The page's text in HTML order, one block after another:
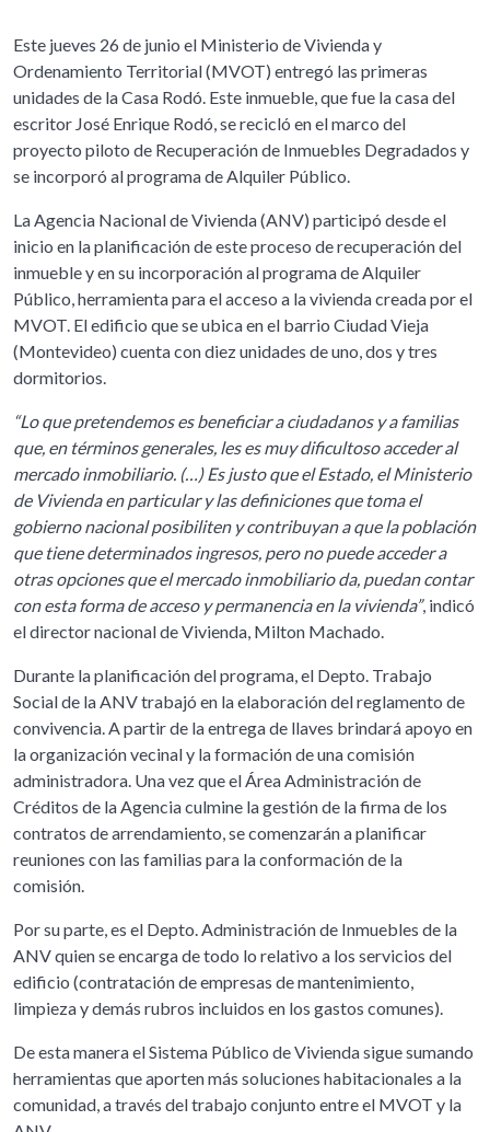
Este jueves 26 de junio el Ministerio de Vivienda y
Ordenamiento Territorial (MVOT) entregó las primeras
unidades de la Casa Rodó. Este inmueble, que fue la casa del
escritor José Enrique Rodó, se recicló en el marco del
proyecto piloto de Recuperación de Inmuebles Degradados y
se incorporó al programa de Alquiler Público.
La Agencia Nacional de Vivienda (ANV) participó desde el
inicio en la planificación de este proceso de recuperación del
inmueble y en su incorporación al programa de Alquiler
Público, herramienta para el acceso a la vivienda creada por el
MVOT. El edificio que se ubica en el barrio Ciudad Vieja
(Montevideo) cuenta con diez unidades de uno, dos y tres
dormitorios.
“Lo que pretendemos es beneficiar a ciudadanos y a familias
que, en términos generales, les es muy dificultoso acceder al
mercado inmobiliario. (…) Es justo que el Estado, el Ministerio
de Vivienda en particular y las definiciones que toma el
gobierno nacional posibiliten y contribuyan a que la población
que tiene determinados ingresos, pero no puede acceder a
otras opciones que el mercado inmobiliario da, puedan contar
con esta forma de acceso y permanencia en la vivienda”, indicó
el director nacional de Vivienda, Milton Machado.
Durante la planificación del programa, el Depto. Trabajo
Social de la ANV trabajó en la elaboración del reglamento de
convivencia. A partir de la entrega de llaves brindará apoyo en
la organización vecinal y la formación de una comisión
administradora. Una vez que el Área Administración de
Créditos de la Agencia culmine la gestión de la firma de los
contratos de arrendamiento, se comenzarán a planificar
reuniones con las familias para la conformación de la
comisión.
Por su parte, es el Depto. Administración de Inmuebles de la
ANV quien se encarga de todo lo relativo a los servicios del
edificio (contratación de empresas de mantenimiento,
limpieza y demás rubros incluidos en los gastos comunes).
De esta manera el Sistema Público de Vivienda sigue sumando
herramientas que aporten más soluciones habitacionales a la
comunidad, a través del trabajo conjunto entre el MVOT y la